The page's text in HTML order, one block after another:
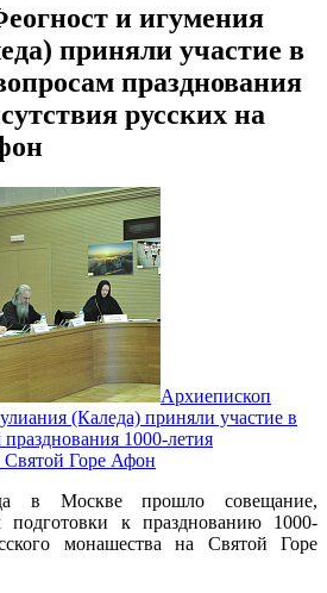
и игумения
приняли участие в
празднования
русских на
Архиепископ
(Каледа) приняли участие в
1000-летия
Святой Горе Афон
в Москве прошло совещание,
подготовки к празднованию 1000-
монашества на Святой Горе